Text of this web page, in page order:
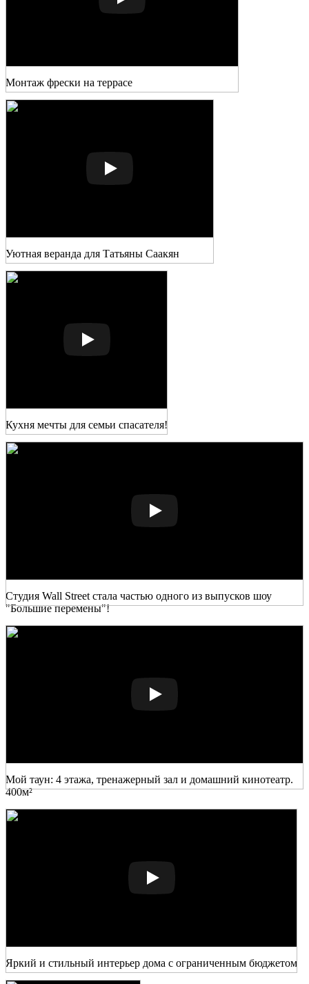
Монтаж фрески на террасе
Уютная веранда для Татьяны Саакян
Кухня мечты для семьи спасателя!
Студия Wall Street стала частью одного из выпусков шоу
"Большие перемены"!
Мой таун: 4 этажа, тренажерный зал и домашний кинотеатр.
400м²
Яркий и стильный интерьер дома с ограниченным бюджетом